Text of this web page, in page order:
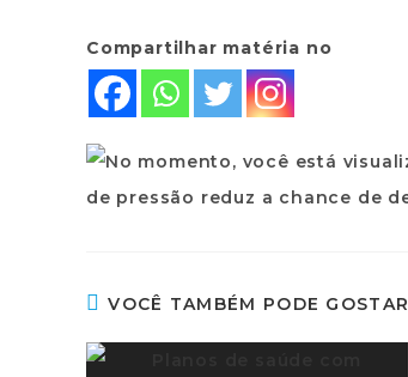
Compartilhar matéria no
VOCÊ TAMBÉM PODE GOSTAR